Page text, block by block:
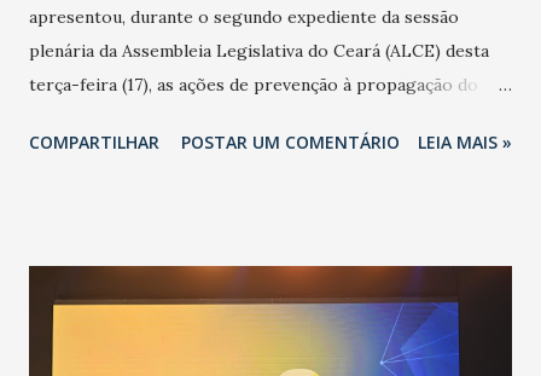
apresentou, durante o segundo expediente da sessão
plenária da Assembleia Legislativa do Ceará (ALCE) desta
terça-feira (17), as ações de prevenção à propagação do
adotadas pelo Governo do Estado na contenção da
população suspeita e de cuidados com os ambientes
públicos e domiciliares. “Nós não estamos vivendo uma
epidemia comum, como temos em todos os anos, com
COMPARTILHAR POSTAR UM COMENTÁRIO LEIA MAIS »